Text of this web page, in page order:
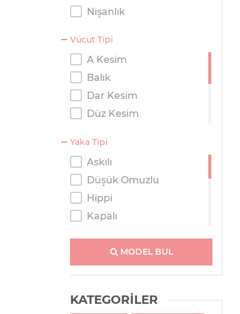
Nişanlık
Vücut Tipi
A Kesim
Balık
Dar Kesim
Düz Kesim
Kısa
Prenses
Salaş
Tulum
Yaka Tipi
Askılı
Düşük Omuzlu
Hippi
Kapalı
Kolsuz
M Yaka
Tek Omuzlu
MODEL BUL
KATEGORİLER